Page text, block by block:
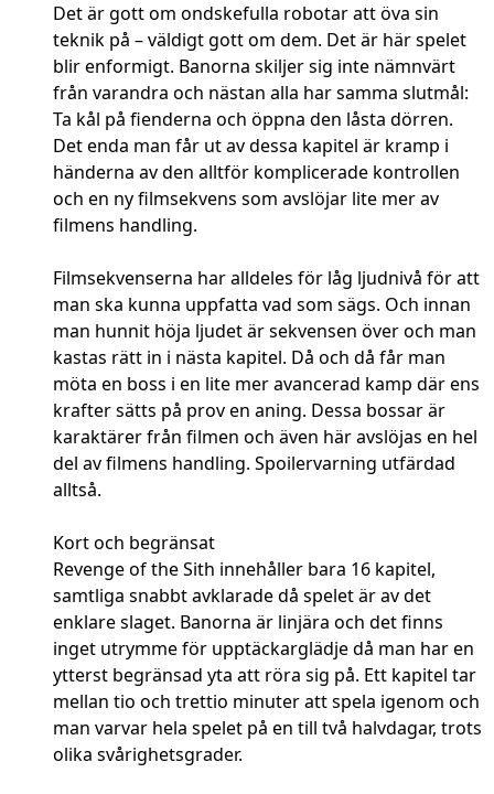
Det är gott om ondskefulla robotar att öva sin
teknik på – väldigt gott om dem. Det är här spelet
blir enformigt. Banorna skiljer sig inte nämnvärt
från varandra och nästan alla har samma slutmål:
Ta kål på fienderna och öppna den låsta dörren.
Det enda man får ut av dessa kapitel är kramp i
händerna av den alltför komplicerade kontrollen
och en ny filmsekvens som avslöjar lite mer av
filmens handling.
Filmsekvenserna har alldeles för låg ljudnivå för att
man ska kunna uppfatta vad som sägs. Och innan
man hunnit höja ljudet är sekvensen över och man
kastas rätt in i nästa kapitel. Då och då får man
möta en boss i en lite mer avancerad kamp där ens
krafter sätts på prov en aning. Dessa bossar är
karaktärer från filmen och även här avslöjas en hel
del av filmens handling. Spoilervarning utfärdad
alltså.
Kort och begränsat
Revenge of the Sith innehåller bara 16 kapitel,
samtliga snabbt avklarade då spelet är av det
enklare slaget. Banorna är linjära och det finns
inget utrymme för upptäckarglädje då man har en
ytterst begränsad yta att röra sig på. Ett kapitel tar
mellan tio och trettio minuter att spela igenom och
man varvar hela spelet på en till två halvdagar, trots
olika svårighetsgrader.